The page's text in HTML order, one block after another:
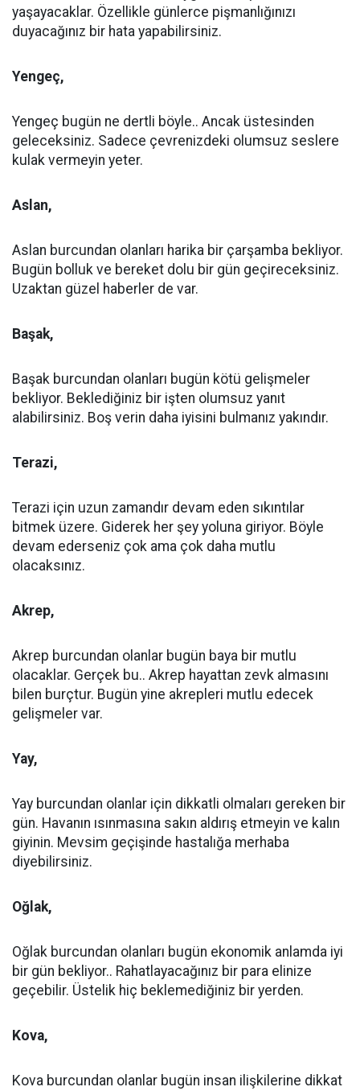
yaşayacaklar. Özellikle günlerce pişmanlığınızı
duyacağınız bir hata yapabilirsiniz.
Yengeç,
Yengeç bugün ne dertli böyle.. Ancak üstesinden
geleceksiniz. Sadece çevrenizdeki olumsuz seslere
kulak vermeyin yeter.
Aslan,
Aslan burcundan olanları harika bir çarşamba bekliyor.
Bugün bolluk ve bereket dolu bir gün geçireceksiniz.
Uzaktan güzel haberler de var.
Başak,
Başak burcundan olanları bugün kötü gelişmeler
bekliyor. Beklediğiniz bir işten olumsuz yanıt
alabilirsiniz. Boş verin daha iyisini bulmanız yakındır.
Terazi,
Terazi için uzun zamandır devam eden sıkıntılar
bitmek üzere. Giderek her şey yoluna giriyor. Böyle
devam ederseniz çok ama çok daha mutlu
olacaksınız.
Akrep,
Akrep burcundan olanlar bugün baya bir mutlu
olacaklar. Gerçek bu.. Akrep hayattan zevk almasını
bilen burçtur. Bugün yine akrepleri mutlu edecek
gelişmeler var.
Yay,
Yay burcundan olanlar için dikkatli olmaları gereken bir
gün. Havanın ısınmasına sakın aldırış etmeyin ve kalın
giyinin. Mevsim geçişinde hastalığa merhaba
diyebilirsiniz.
Oğlak,
Oğlak burcundan olanları bugün ekonomik anlamda iyi
bir gün bekliyor.. Rahatlayacağınız bir para elinize
geçebilir. Üstelik hiç beklemediğiniz bir yerden.
Kova,
Kova burcundan olanlar bugün insan ilişkilerine dikkat